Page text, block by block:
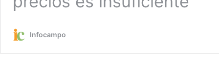
Infocampo